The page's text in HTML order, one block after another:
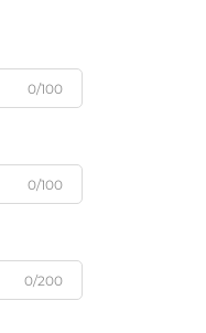
0/100
0/100
0/200